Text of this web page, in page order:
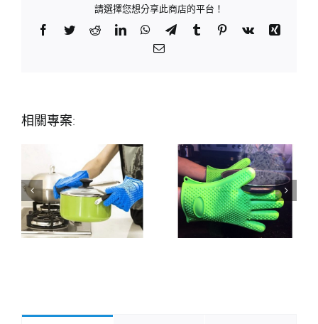
請選擇您想分享此商店的平台！
Facebook
TwitterRedditLinkedInWhatsApp
TelegramTumblr Pinterest
Vk
Xing
Email:
相關專案: